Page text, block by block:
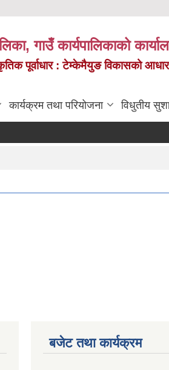
गाउँ कार्यपालिकाको
पूर्वाधार : टेम्केमैयुङ विकासको
कार्यक्रम तथा परियोजना विधुतीय
बजेट तथा कार्यक्रम